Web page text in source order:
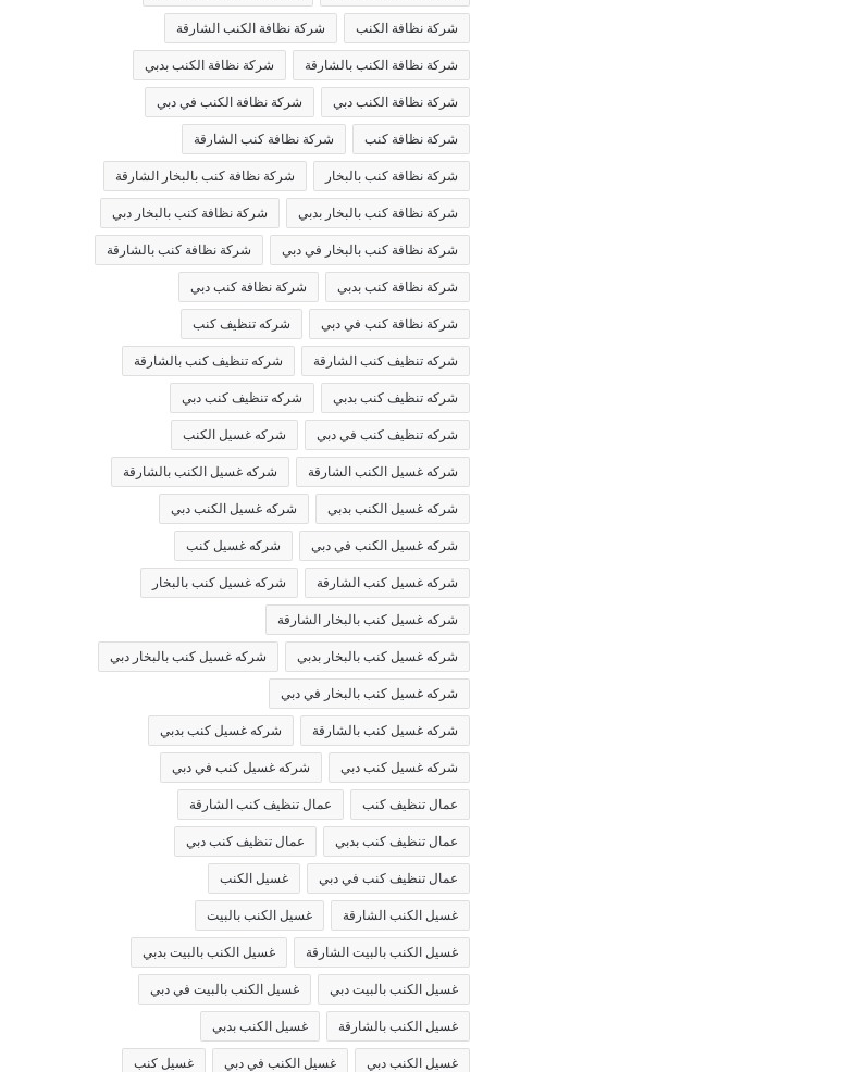
شركة نظافة الكنب شركة نظافة الكنب الشارقة
شركة نظافة الكنب بالشارقة شركة نظافة الكنب بدبي
شركة نظافة الكنب دبي شركة نظافة الكنب في دبي
شركة نظافة كنب شركة نظافة كنب الشارقة
شركة نظافة كنب بالبخار شركة نظافة كنب بالبخار الشارقة
شركة نظافة كنب بالبخار بدبي شركة نظافة كنب بالبخار دبي
شركة نظافة كنب بالبخار في دبي شركة نظافة كنب بالشارقة
شركة نظافة كنب بدبي شركة نظافة كنب دبي
شركة نظافة كنب في دبي شركه تنظيف كنب
شركه تنظيف كنب الشارقة شركه تنظيف كنب بالشارقة
شركه تنظيف كنب بدبي شركه تنظيف كنب دبي
شركه تنظيف كنب في دبي شركه غسيل الكنب
شركه غسيل الكنب الشارقة شركه غسيل الكنب بالشارقة
شركه غسيل الكنب بدبي شركه غسيل الكنب دبي
شركه غسيل الكنب في دبي شركه غسيل كنب
شركه غسيل كنب الشارقة شركه غسيل كنب بالبخار
شركه غسيل كنب بالبخار الشارقة
شركه غسيل كنب بالبخار بدبي شركه غسيل كنب بالبخار دبي
شركه غسيل كنب بالبخار في دبي
شركه غسيل كنب بالشارقة شركه غسيل كنب بدبي
شركه غسيل كنب دبي شركه غسيل كنب في دبي
عمال تنظيف كنب عمال تنظيف كنب الشارقة
عمال تنظيف كنب بدبي عمال تنظيف كنب دبي
عمال تنظيف كنب في دبي غسيل الكنب
غسيل الكنب الشارقة غسيل الكنب بالبيت
غسيل الكنب بالبيت الشارقة غسيل الكنب بالبيت بدبي
غسيل الكنب بالبيت دبي غسيل الكنب بالبيت في دبي
غسيل الكنب بالشارقة غسيل الكنب بدبي
غسيل الكنب دبي غسيل الكنب في دبي غسيل كنب